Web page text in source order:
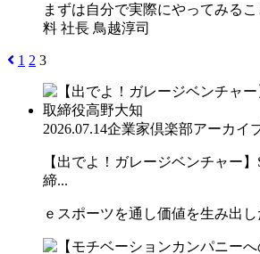
まずは自分で実際にやってみる
料 社長 鳥越淳司
1 2 3
2026.07.14企業家倶楽部アーカイ
【出でよ！ガレージベンチャー
締...
ｅスポーツを通し価値を生み出し